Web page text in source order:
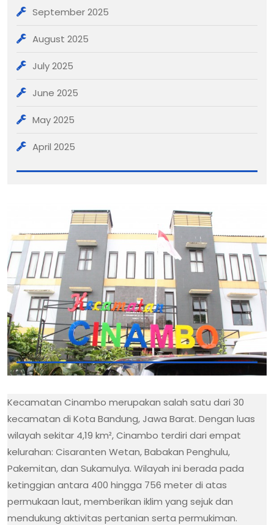
September 2025
August 2025
July 2025
June 2025
May 2025
April 2025
Kecamatan Cinambo merupakan salah satu dari 30
kecamatan di Kota Bandung, Jawa Barat. Dengan luas
wilayah sekitar 4,19 km², Cinambo terdiri dari empat
kelurahan: Cisaranten Wetan, Babakan Penghulu,
Pakemitan, dan Sukamulya. Wilayah ini berada pada
ketinggian antara 400 hingga 756 meter di atas
permukaan laut, memberikan iklim yang sejuk dan
mendukung aktivitas pertanian serta permukiman.